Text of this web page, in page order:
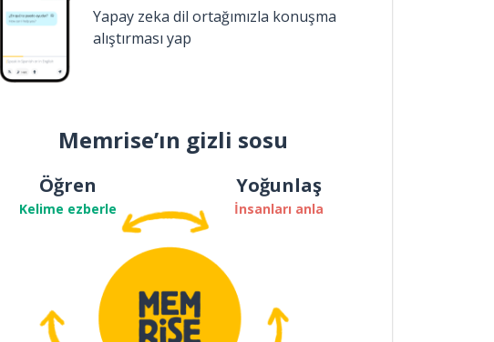
Yapay zeka dil ortağımızla konuşma
alıştırması yap
Memrise’ın gizli sosu
Öğren
Kelime ezberle
Yoğunlaş
İnsanları anla